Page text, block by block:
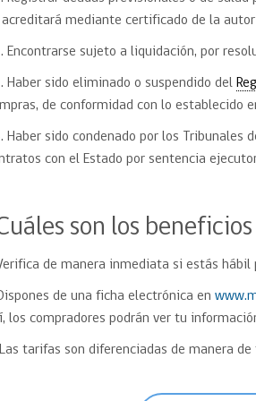
acreditará mediante certificado de la
Encontrarse sujeto a liquidación, por
Haber sido eliminado o suspendido del
de conformidad con lo
Haber sido condenado por los
con el Estado por sentencia
son los
de manera inmediata si estás hábil
de una ficha electrónica en
los compradores podrán ver tu
tarifas son diferenciadas de manera